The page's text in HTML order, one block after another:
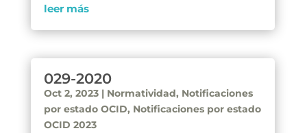
leer más
029-2020
Oct 2, 2023| Normatividad, Notificaciones
por estado OCID, Notificaciones por estado
OCID 2023